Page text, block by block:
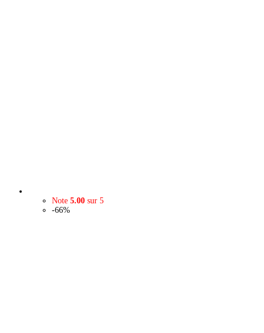
Note 5.00 sur 5
-66%